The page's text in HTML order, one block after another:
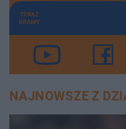
TERAZ
GRAMY
NAJNOWSZE Z